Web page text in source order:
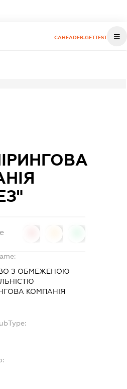
CAHEADER.GETTEST
З ОБМЕЖЕНОЮ
КОМПАНІЯ